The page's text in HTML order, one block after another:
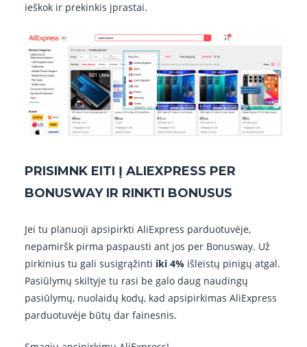
ieškok ir prekinkis įprastai.
PRISIMNK EITI Į ALIEXPRESS PER
BONUSWAY IR RINKTI BONUSUS
Jei tu planuoji apsipirkti AliExpress parduotuvėje,
nepamiršk pirma paspausti ant jos per Bonusway. Už
pirkinius tu gali susigrąžinti iki 4% išleistų pinigų atgal.
Pasiūlymų skiltyje tu rasi be galo daug naudingų
pasiūlymų, nuolaidų kodų, kad apsipirkimas AliExpress
parduotuvėje būtų dar fainesnis.